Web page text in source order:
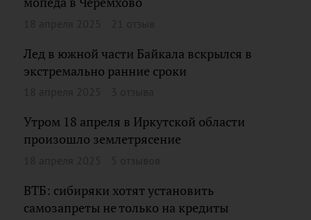
Лед в южной части Байкала вскрылся в
экстремально ранние сроки
Утром 18 апреля в Иркутской области
произошло землетрясение
ВТБ: cибиряки хотят установить
самозапреты не только на кредиты